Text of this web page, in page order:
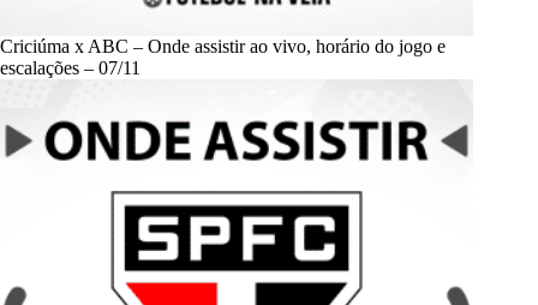
Criciúma x ABC – Onde assistir ao vivo, horário do jogo e
escalações – 07/11